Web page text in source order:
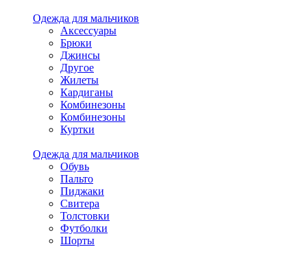
Одежда для мальчиков
Аксессуары
Брюки
Джинсы
Другое
Жилеты
Кардиганы
Комбинезоны
Комбинезоны
Куртки
Одежда для мальчиков
Обувь
Пальто
Пиджаки
Свитера
Толстовки
Футболки
Шорты